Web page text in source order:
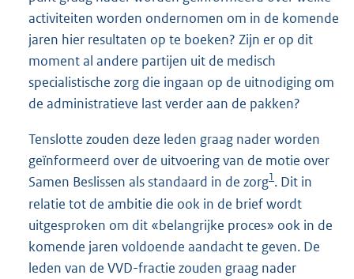
activiteiten worden ondernomen om in de komende
jaren hier resultaten op te boeken? Zijn er op dit
moment al andere partijen uit de medisch
specialistische zorg die ingaan op de uitnodiging om
de administratieve last verder aan de pakken?
Tenslotte zouden deze leden graag nader worden
geïnformeerd over de uitvoering van de motie over
Samen Beslissen als standaard in de zorg1. Dit in
relatie tot de ambitie die ook in de brief wordt
uitgesproken om dit «belangrijke proces» ook in de
komende jaren voldoende aandacht te geven. De
leden van de VVD-fractie zouden graag nader